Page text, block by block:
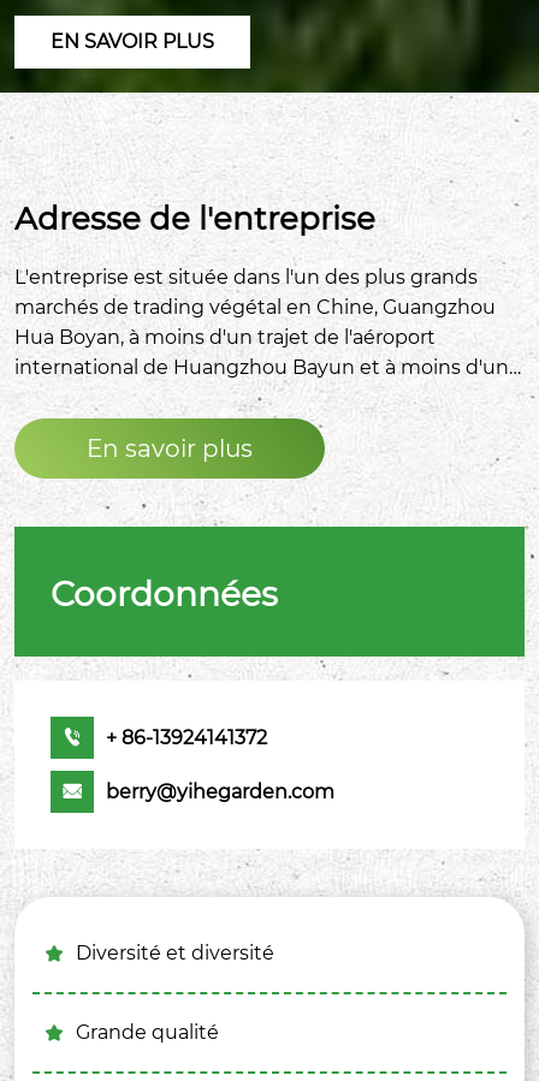
EN SAVOIR PLUS
Adresse de l'entreprise
L'entreprise est située dans l'un des plus grands
marchés de trading végétal en Chine, Guangzhou
Hua Boyan, à moins d'un trajet de l'aéroport
international de Huangzhou Bayun et à moins d'une
demi-heure de la ville de Guangzhou. Soulagement
des voyages dans des endroits pour un large
éventail de clients nationaux et étrangers.
En savoir plus
Coordonnées
 + 86-13924141372
 berry@yihegarden.com
 Diversité et diversité
 Grande qualité